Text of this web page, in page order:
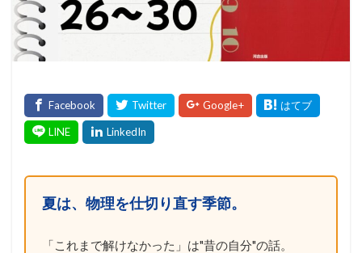
夏は、物理を仕切り直す季節。
「これまで解けなかった」は"昔の自分"の話。